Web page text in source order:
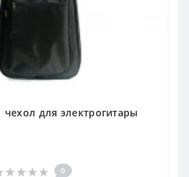
чехол для электрогитары
0